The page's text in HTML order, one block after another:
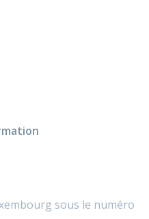
sous le numéro